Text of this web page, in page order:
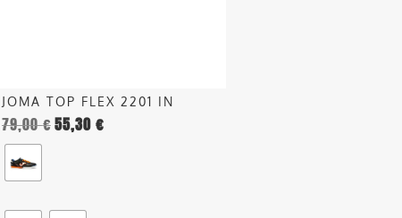
JOMA TOP FLEX 2201 IN
79,00€55,30 €
pagina
del
prodotto